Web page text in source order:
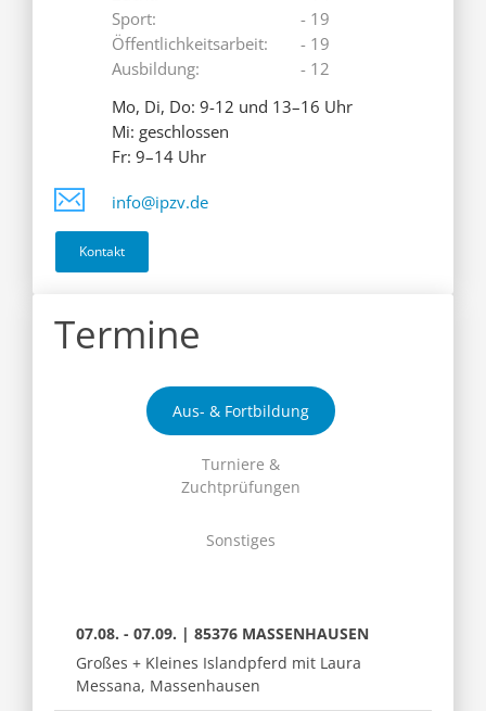
Sport:
Öffentlichkeitsarbeit:
Ausbildung:
- 19
- 19
- 12
Mo, Di, Do: 9-12 und 13–16 Uhr
Mi: geschlossen
Fr: 9–14 Uhr
info@ipzv.de
Kontakt
Termine
Aus- & Fortbildung
Turniere &
Zuchtprüfungen
Sonstiges
07.08. - 07.09. | 85376 MASSENHAUSEN
Großes + Kleines Islandpferd mit Laura
Messana, Massenhausen